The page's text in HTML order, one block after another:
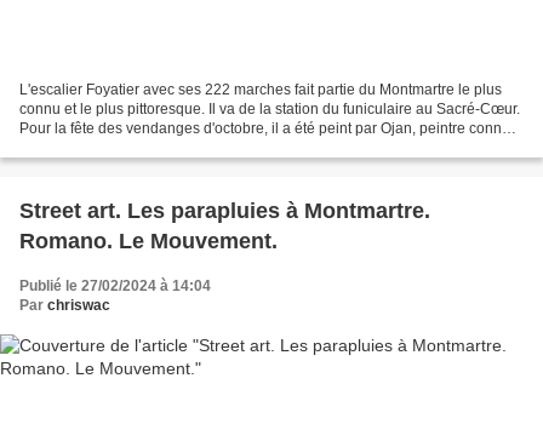
L'escalier Foyatier avec ses 222 marches fait partie du Montmartre le plus
connu et le plus pittoresque. Il va de la station du funiculaire au Sacré-Cœur.
Pour la fête des vendanges d'octobre, il a été peint par Ojan, peintre connu
Street art. Les parapluies à Montmartre.
Romano. Le Mouvement.
Publié le 27/02/2024 à 14:04
Par chriswac